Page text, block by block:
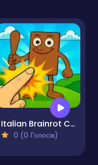
Italian Brainrot Clicker Game
0 (0 Голосів)